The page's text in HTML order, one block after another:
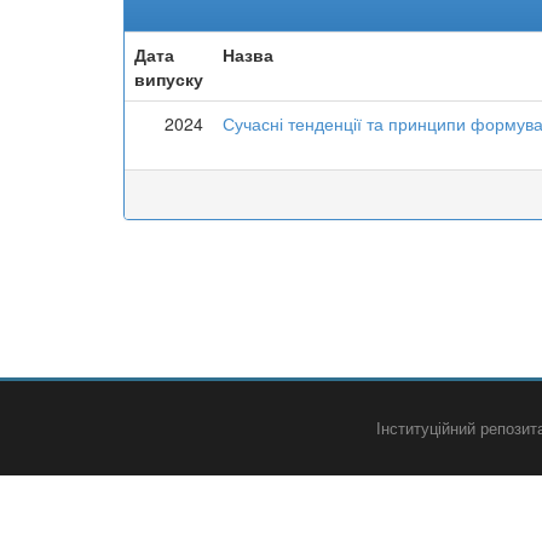
Дата
випуску
Назва
2024 Сучасні тенденції та принципи
Інституційний